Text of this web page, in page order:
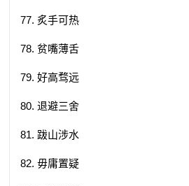
77. 炙手可热
78. 贫嘴薄舌
79. 好高骛远
80. 退避三舍
81. 跋山涉水
82. 毋庸置疑